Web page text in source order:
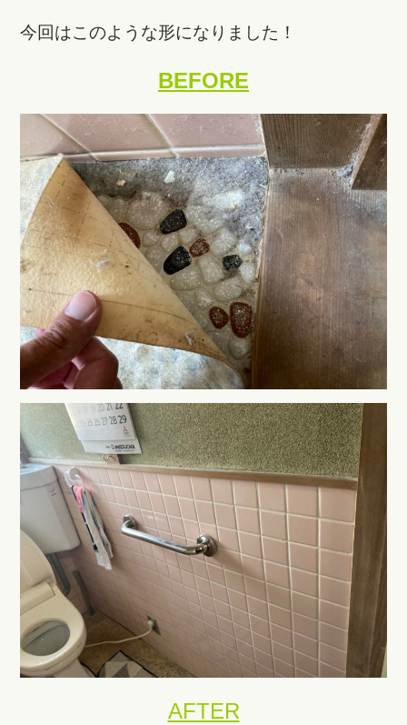
今回はこのような形になりました！
BEFORE
AFTER